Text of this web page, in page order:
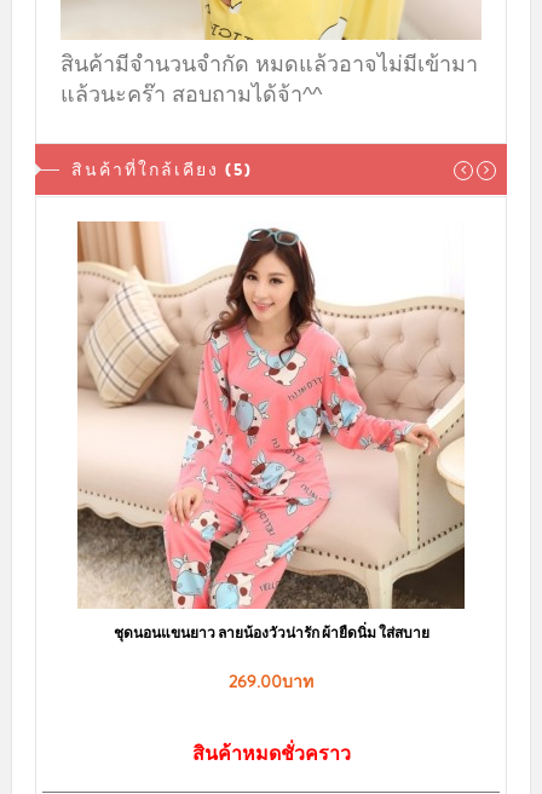
สินค้ามีจำนวนจำกัด หมดแล้วอาจไม่มีเข้ามา
แล้วนะคร๊า สอบถามได้จ้า^^
สินค้าที่ใกล้เคียง (5)
ชุดนอนน่ารัก แขนยาวลายการ์ตูน สปองบ๊อบ ผ้านิ่มใส่นอนสบาย ฟรีไซส์
269.00บาท
สินค้าหมดชั่วคราว